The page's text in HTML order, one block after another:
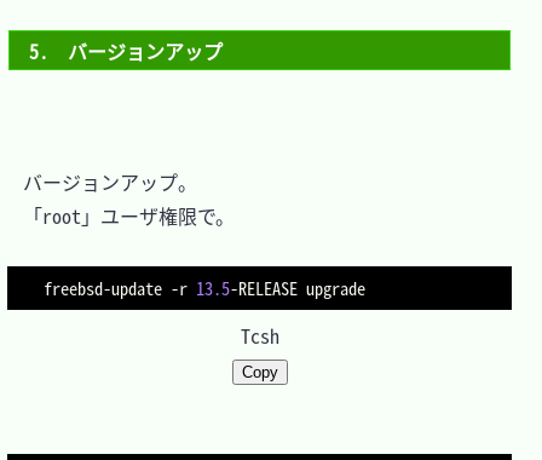
5.　バージョンアップ
バージョンアップ。
「root」ユーザ権限で。
freebsd-update -r 13.5
Tcsh
Copy